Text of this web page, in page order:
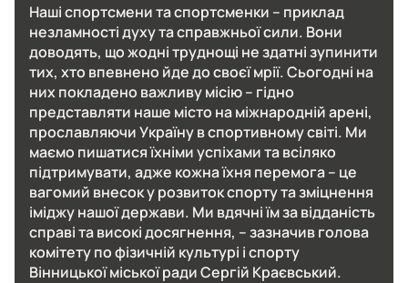
Наші спортсмени та спортсменки – приклад
незламності духу та справжньої сили. Вони
доводять, що жодні труднощі не здатні зупинити
тих, хто впевнено йде до своєї мрії. Сьогодні на
них покладено важливу місію – гідно
представляти наше місто на міжнародній арені,
прославляючи Україну в спортивному світі. Ми
маємо пишатися їхніми успіхами та всіляко
підтримувати, адже кожна їхня перемога – це
вагомий внесок у розвиток спорту та зміцнення
іміджу нашої держави. Ми вдячні їм за відданість
справі та високі досягнення, – зазначив голова
комітету по фізичній культурі і спорту
Вінницької міської ради Сергій Краєвський.